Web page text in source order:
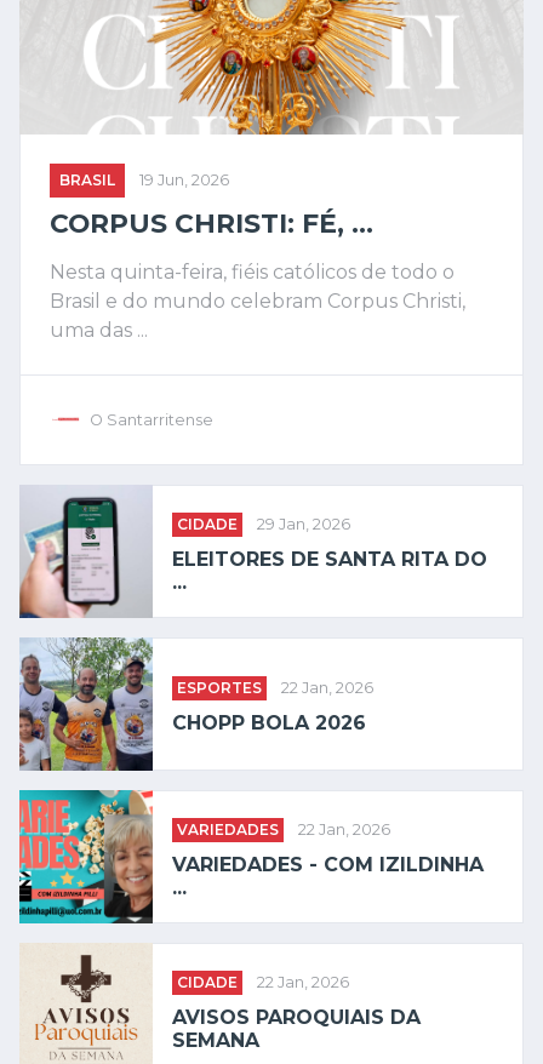
BRASIL 19 Jun, 2026
CORPUS CHRISTI: FÉ, ...
Nesta quinta-feira, fiéis católicos de todo o
Brasil e do mundo celebram Corpus Christi,
uma das ...
O Santarritense
CIDADE 29 Jan, 2026
ELEITORES DE SANTA RITA DO
...
ESPORTES 22 Jan, 2026
CHOPP BOLA 2026
VARIEDADES 22 Jan, 2026
VARIEDADES - COM IZILDINHA
...
CIDADE 22 Jan, 2026
AVISOS PAROQUIAIS DA
SEMANA